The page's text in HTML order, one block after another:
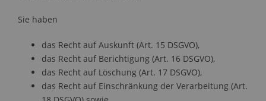
Sie haben
das Recht auf Auskunft (Art. 15 DSGVO),
das Recht auf Berichtigung (Art. 16 DSGVO),
das Recht auf Löschung (Art. 17 DSGVO),
das Recht auf Einschränkung der Verarbeitung (Art.